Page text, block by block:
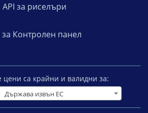
API за риселъри
за Контролен панел
цени са крайни и валидни за:
Държава извън ЕС